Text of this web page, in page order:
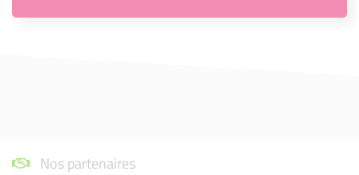
Nos partenaires